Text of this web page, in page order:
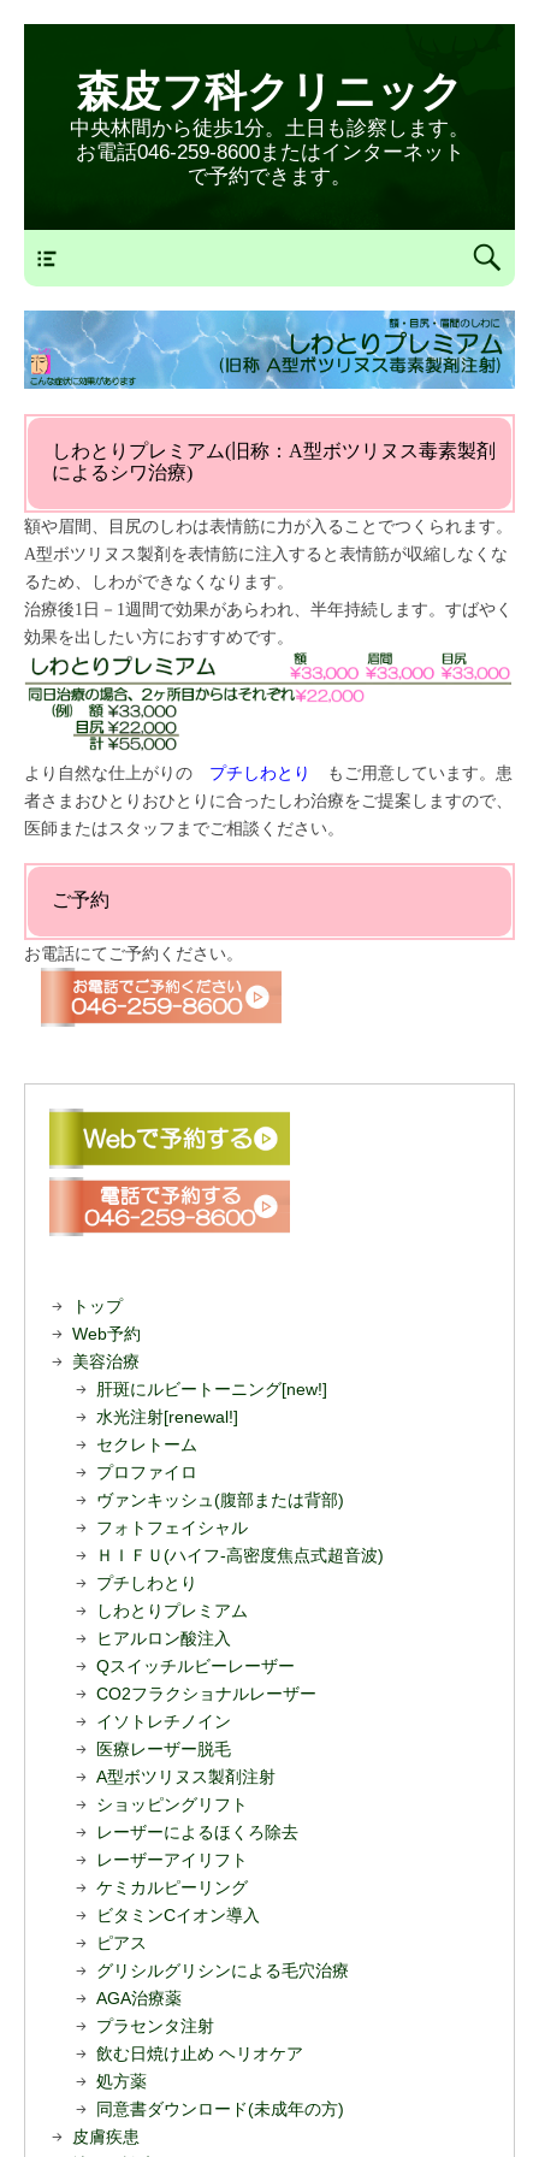
森皮フ科クリニック
中央林間から徒歩1分。土日も診察します。
お電話046-259-8600またはインターネット
で予約できます。
しわとりプレミアム(旧称：A型ボツリヌス毒素製剤
によるシワ治療)
額や眉間、目尻のしわは表情筋に力が入ることでつくられます。
A型ボツリヌス製剤を表情筋に注入すると表情筋が収縮しなくな
るため、しわができなくなります。
治療後1日－1週間で効果があらわれ、半年持続します。すばやく
効果を出したい方におすすめです。
より自然な仕上がりの プチしわとり
もご用意しています。患
者さまおひとりおひとりに合ったしわ治療をご提案しますので、
医師またはスタッフまでご相談ください。
ご予約
お電話にてご予約ください。
トップ
Web予約
美容治療
肝斑にルビートーニング[new!]
水光注射[renewal!]
セクレトーム
プロファイロ
ヴァンキッシュ(腹部または背部)
フォトフェイシャル
ＨＩＦＵ(ハイフ-高密度焦点式超音波)
プチしわとり
しわとりプレミアム
ヒアルロン酸注入
Qスイッチルビーレーザー
CO2フラクショナルレーザー
イソトレチノイン
医療レーザー脱毛
A型ボツリヌス製剤注射
ショッピングリフト
レーザーによるほくろ除去
レーザーアイリフト
ケミカルピーリング
ビタミンCイオン導入
ピアス
グリシルグリシンによる毛穴治療
AGA治療薬
プラセンタ注射
飲む日焼け止め ヘリオケア
処方薬
同意書ダウンロード(未成年の方)
皮膚疾患